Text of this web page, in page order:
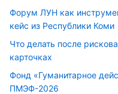
Форум ЛУН как
кейс из Республики Коми
Что делать после
карточках
Фонд «Гуманитарное
ПМЭФ-2026